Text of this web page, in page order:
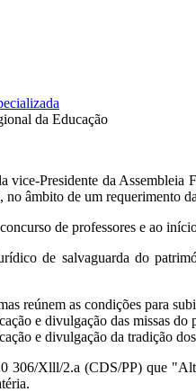
da Educação
Presidente da
âmbito de um requerimento
de professores e ao
de salvaguarda do
reúnem as condições para
e divulgação das missas
e divulgação da tradição
306/Xlll/2.a (CDS/PP) que